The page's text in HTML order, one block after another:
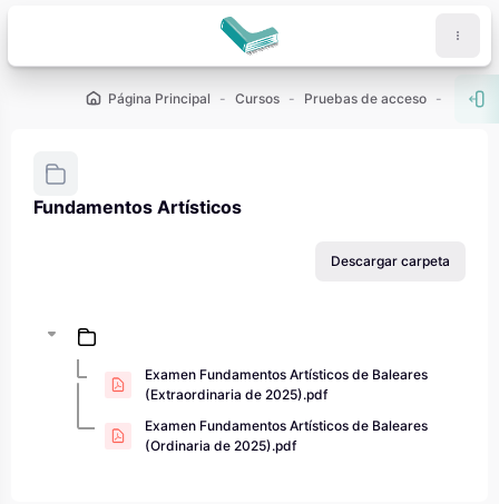
Página Principal Cursos Pruebas de acceso PAU -
Fundamentos Artísticos
Descargar carpeta
Examen Fundamentos Artísticos de Baleares
(Extraordinaria de 2025).pdf
Examen Fundamentos Artísticos de Baleares
(Ordinaria de 2025).pdf